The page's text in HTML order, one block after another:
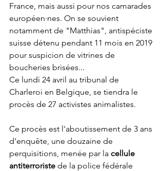
France, mais aussi pour nos camarades
européen·nes. On se souvient
notamment de "Matthias", antispéciste
suisse détenu pendant 11 mois en 2019
pour suspicion de vitrines de
boucheries brisées...
Ce lundi 24 avril au tribunal de
Charleroi en Belgique, se tiendra le
procès de 27 activistes animalistes.
Ce procès est l'aboutissement de 3 ans
d'enquête, une douzaine de
perquisitions, menée par la cellule
antiterroriste de la police fédérale